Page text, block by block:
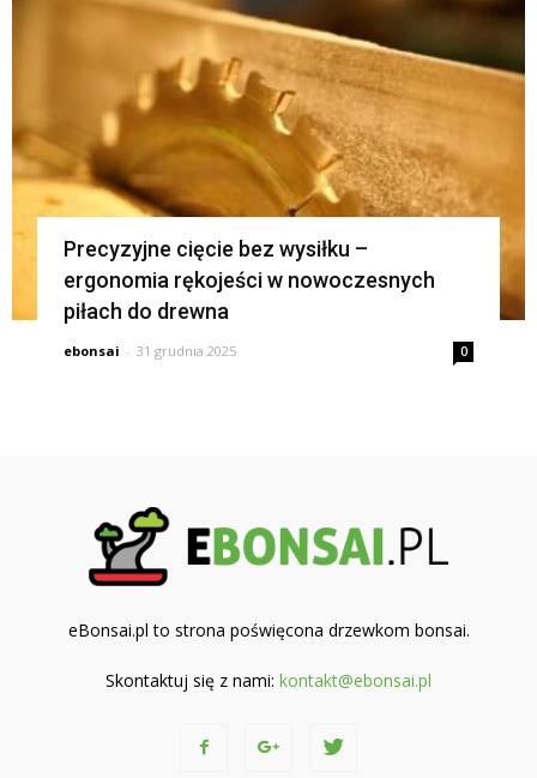
Precyzyjne cięcie bez wysiłku –
ergonomia rękojeści w nowoczesnych
piłach do drewna
ebonsai - 31 grudnia 2025 0
eBonsai.pl to strona poświęcona drzewkom bonsai.
Skontaktuj się z nami: kontakt@ebonsai.pl